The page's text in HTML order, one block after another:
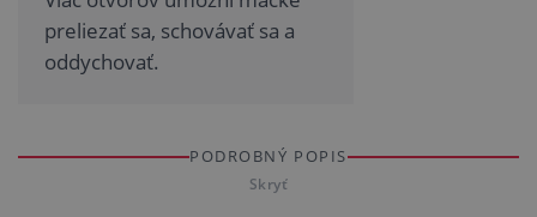
preliezať sa, schovávať sa a
oddychovať.
PODROBNÝ POPIS
Skryť